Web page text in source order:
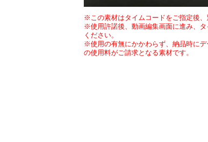
※この素材はタイムコードをご指定後、
※使用許諾後、動画編集画面に進み、
ください。
※使用の有無にかかわらず、納品時に
の使用料がご請求となる素材です。